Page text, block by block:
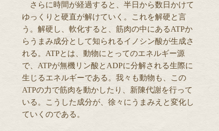
さらに時間が経過すると、半日から数日かけて
ゆっくりと硬直が解けていく。これを解硬と言
う。解硬し、軟化すると、筋肉の中にあるATPか
らうまみ成分として知られるイノシン酸が生成さ
れる。ATPとは、動物にとってのエネルギー源
で、ATPが無機リン酸とADPに分解される生際に
生じるエネルギーである。我々も動物も、この
ATPの力で筋肉を動かしたり、新陳代謝を行って
いる。こうした成分が、徐々にうまみえと変化し
ていくのである。